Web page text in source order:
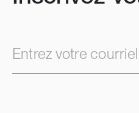
Entrez votre courriel